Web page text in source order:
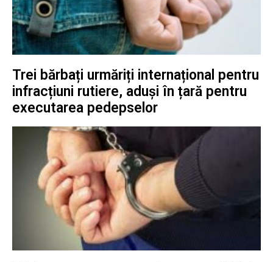
Trei bărbați urmăriți internațional pentru
infracțiuni rutiere, aduși în țară pentru
executarea pedepselor